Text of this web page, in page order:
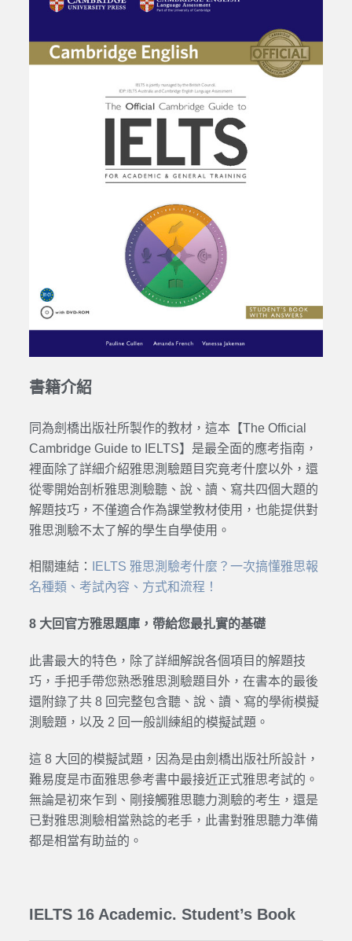
書籍介紹
同為劍橋出版社所製作的教材，這本【The Official
Cambridge Guide to IELTS】是最全面的應考指南，
裡面除了詳細介紹雅思測驗題目究竟考什麼以外，還
從零開始剖析雅思測驗聽、說、讀、寫共四個大題的
解題技巧，不僅適合作為課堂教材使用，也能提供對
雅思測驗不太了解的學生自學使用。
相關連結：
IELTS 雅思測驗考什麼？一次搞懂雅思報
名種類、考試內容、方式和流程！
8 大回官方雅思題庫，帶給您最扎實的基礎
此書最大的特色，除了詳細解說各個項目的解題技
巧，手把手帶您熟悉雅思測驗題目外，在書本的最後
還附錄了共 8 回完整包含聽、說、讀、寫的學術模擬
測驗題，以及 2 回一般訓練組的模擬試題。
這 8 大回的模擬試題，因為是由劍橋出版社所設計，
難易度是市面雅思參考書中最接近正式雅思考試的。
無論是初來乍到、剛接觸雅思聽力測驗的考生，還是
已對雅思測驗相當熟諗的老手，此書對雅思聽力準備
都是相當有助益的。
IELTS 16 Academic. Student’s Book